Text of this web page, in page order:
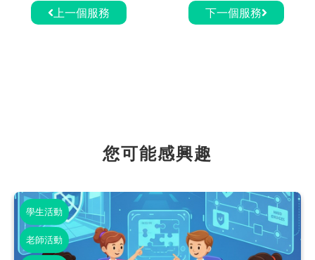
上一個服務 下一個服務
您可能感興趣
學生活動
老師活動